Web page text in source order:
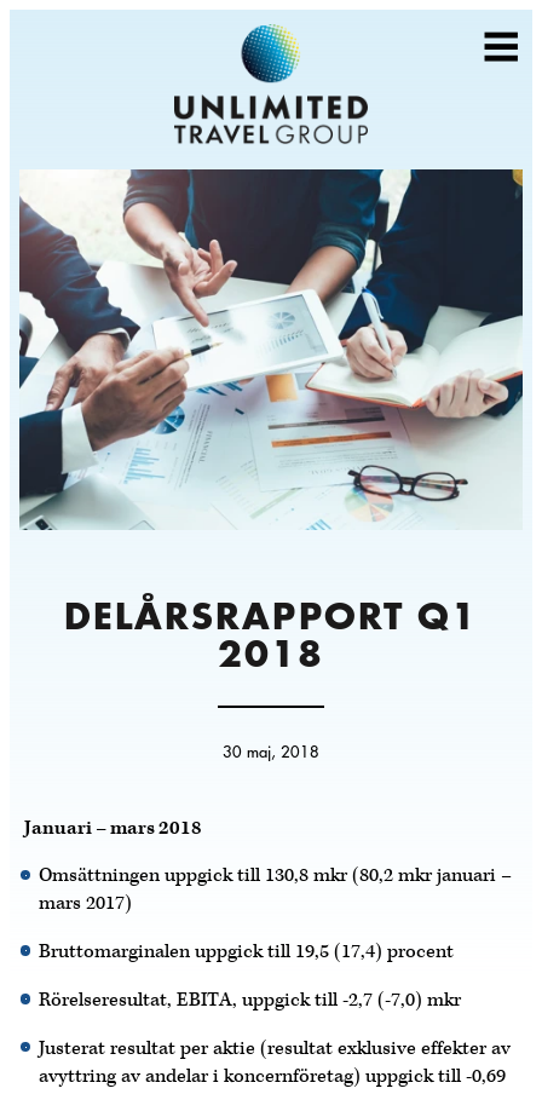
DELÅRSRAPPORT Q1
2018
30 maj, 2018
Januari – mars 2018
Omsättningen uppgick till 130,8 mkr (80,2 mkr januari –
mars 2017)
Bruttomarginalen uppgick till 19,5 (17,4) procent
Rörelseresultat, EBITA, uppgick till -2,7 (-7,0) mkr
Justerat resultat per aktie (resultat exklusive effekter av
avyttring av andelar i koncernföretag) uppgick till -0,69